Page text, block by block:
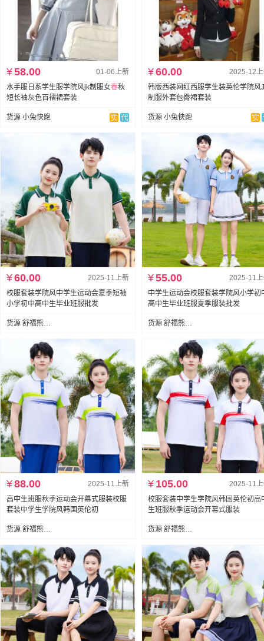
01-06上新
¥58.00
水手服日系学生服学院风jk制服女春秋
短长袖灰色百褶裙套装
货源 小兔快跑
2025-12
¥60.00
韩版西装网红西服学生装英伦学院风
制服外套包臀裙套装
货源 小兔快跑
2025-11上新
¥60.00
校服套装学院风中学生运动会夏季短袖
小学初中高中生毕业班服批发
货源 舒福熊服饰有限公司
2025-11
¥55.00
中学生运动会校服套装学院风小学初
高中生毕业班服夏季服装批发
货源 舒福熊服饰有限公司
2025-11上新
¥88.00
高中生班服秋季运动会开幕式服装校服
套装中学生学院风韩国英伦初
货源 舒福熊服饰有限公司
2025-11
¥ 105.00
校服套装中学生学院风韩国英伦初高
生班服秋季运动会开幕式服装
货源 舒福熊服饰有限公司